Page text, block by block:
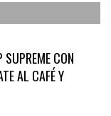
CON
AL CAFÉ Y